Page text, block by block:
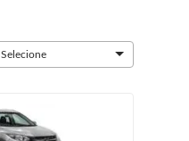
Selecione